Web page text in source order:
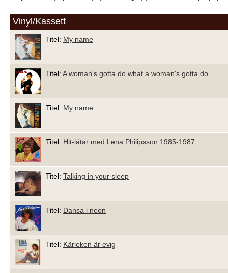
Vinyl/Kassett
Titel: My name
Titel: A woman's gotta do what a woman's gotta do
Titel: My name
Titel: Hit-låtar med Lena Philipsson 1985-1987
Titel: Talking in your sleep
Titel: Dansa i neon
Titel: Kärleken är evig